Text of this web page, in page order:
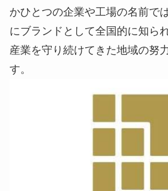
かひとつの企業や工場の名前で
にブランドとして全国的に知ら
産業を守り続けてきた地域の努
す。